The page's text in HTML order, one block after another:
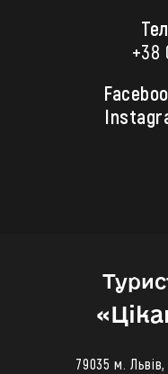
+38
79035 м.